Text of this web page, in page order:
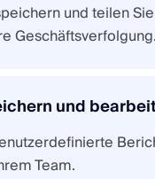
und teilen
Geschäftsverfolgung.
und
Team.